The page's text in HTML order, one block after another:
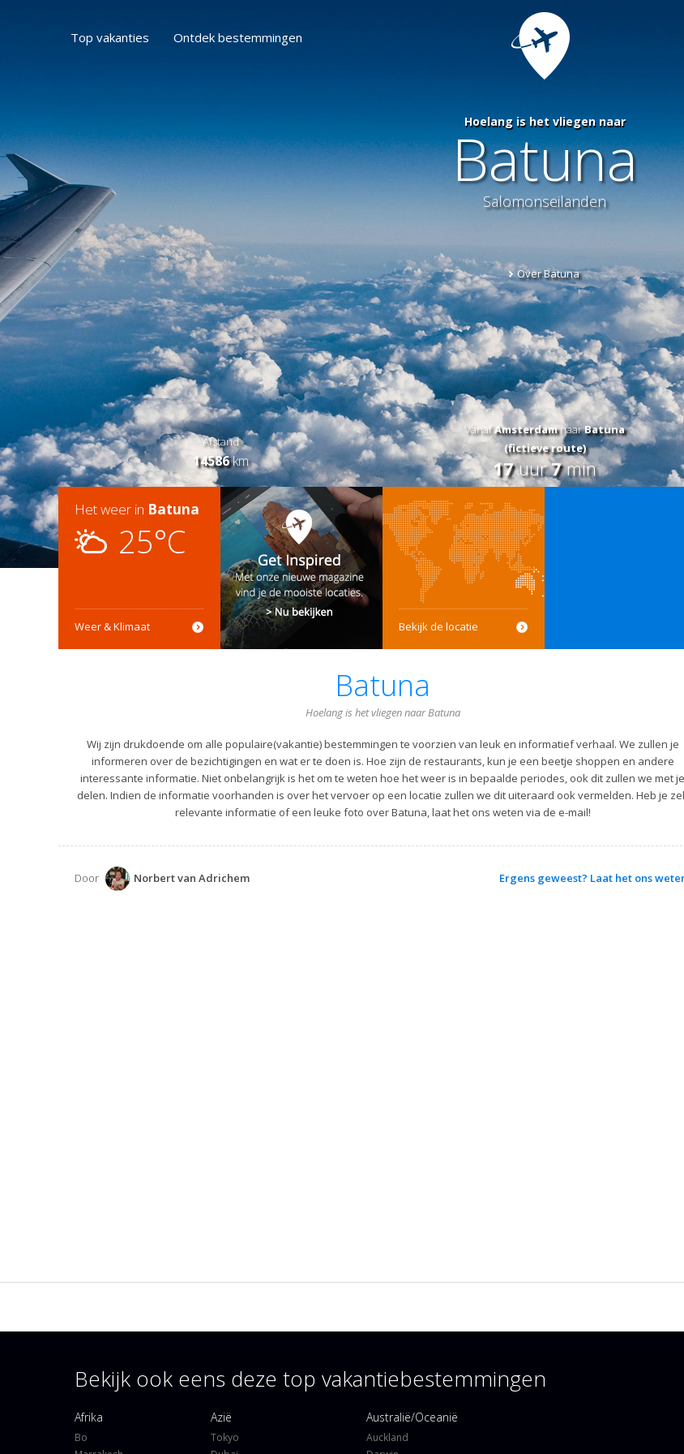
Top vakanties Ontdek bestemmingen
Hoelang is het vliegen naar
Batuna
Salomonseilanden
Over Batuna
Afstand
14586km
VanafAmsterdamnaarBatuna
(fictieve route)
17uur7min
Het weer in Batuna
25°C
Weer & Klimaat Bekijk de locatie
Batuna
Hoelang is het vliegen naar Batuna
Wij zijn drukdoende om alle populaire(vakantie) bestemmingen te voorzien van leuk en informatief verhaal. We zullen je
informeren over de bezichtigingen en wat er te doen is. Hoe zijn de restaurants, kun je een beetje shoppen en andere
interessante informatie. Niet onbelangrijk is het om te weten hoe het weer is in bepaalde periodes, ook dit zullen we met je
delen. Indien de informatie voorhanden is over het vervoer op een locatie zullen we dit uiteraard ook vermelden. Heb je
relevante informatie of een leuke foto over Batuna, laat het ons weten via de e-mail!
Door Norbert van Adrichem Ergens geweest? Laat het ons
Bekijk ook eens deze top vakantiebestemmingen
Afrika
Bo
Azië
Tokyo
Australië/Oceanië
Auckland